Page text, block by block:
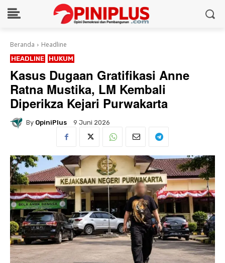
Beranda Headline
HEADLINE HUKUM
Kasus Dugaan Gratifikasi Anne
Ratna Mustika, LM Kembali
Diperikza Kejari Purwakarta
By OpiniPlus 9 Juni 2026